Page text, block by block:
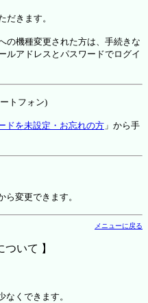
だきます。
の機種変更された方は、手続きな
ルアドレスとパスワードでログイ
トフォン)
ドを未設定・お忘れの方 」から手
ら変更できます。
メニューに戻る
ついて 】
くできます。